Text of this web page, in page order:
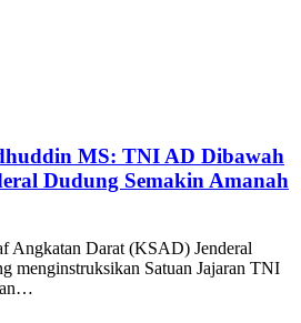
MS: TNI AD Dibawah
Dudung Semakin Amanah
Angkatan Darat (KSAD) Jenderal
menginstruksikan Satuan Jajaran TNI